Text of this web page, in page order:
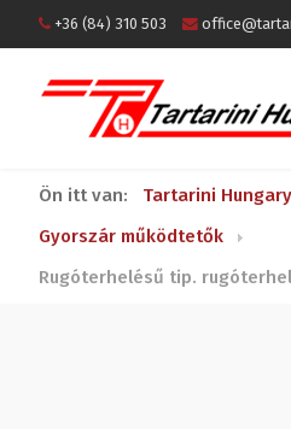
+36 (84) 310 503
Ön itt van: Tartarini Hungary
Gyorszár működtetők
Rugóterhelésű tip.